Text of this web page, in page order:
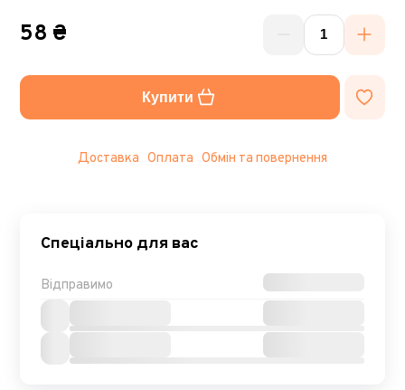
58 ₴
Купити
Доставка Оплата Обмін та повернення
Спеціально для вас
Відправимо